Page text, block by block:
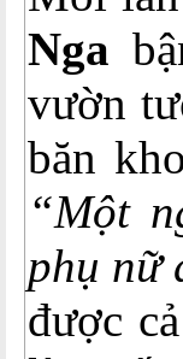
Nga
vườn
băn
“Một
phụ nữ
được